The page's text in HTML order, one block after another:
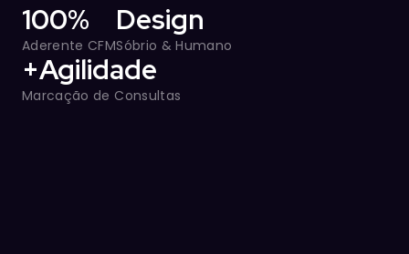
100%
Aderente CFM
Design
Sóbrio & Humano
+Agilidade
Marcação de Consultas